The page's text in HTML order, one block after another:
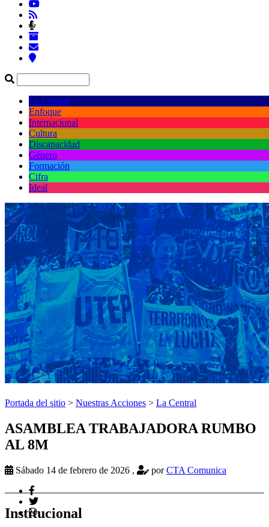
La Central
Enfoque
Internacional
Cultura
Discapacidad
Género
Formación
Cifra
Ideal
Portada del sitio > Nuestras Acciones > La Central
ASAMBLEA TRABAJADORA RUMBO
AL 8M
Sábado 14 de febrero de 2026 , porCTA Comunica
Institucional